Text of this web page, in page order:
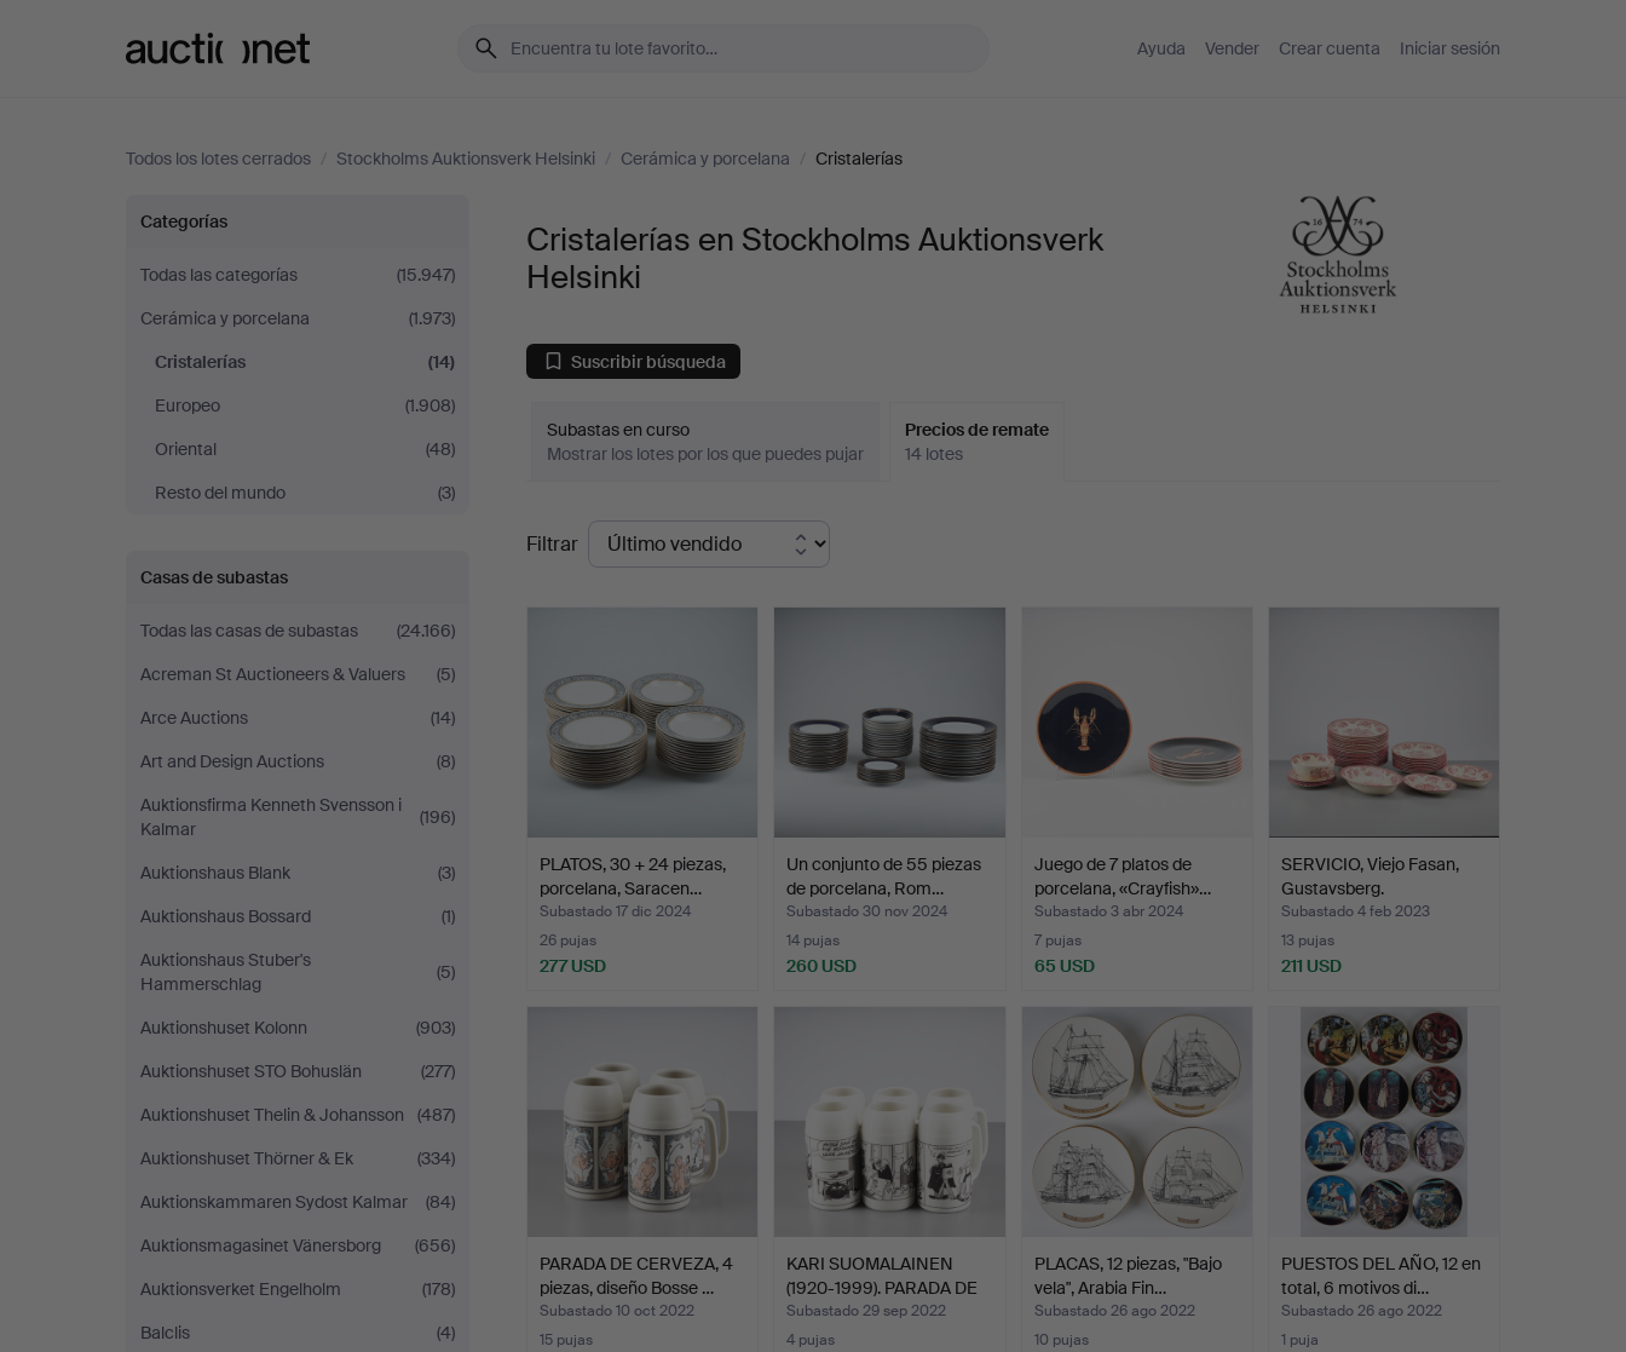
Ayuda Vender Crear cuenta Iniciar sesión
Todos los lotes cerrados / Stockholms Auktionsverk Helsinki / Cerámica y porcelana / Cristalerías
Cristalerías
en
Stockholms
Auktionsverk
Helsinki
Categorías
Todas las categorías
(15.947)
Cerámica y porcelana
(1.973)
Cristalerías
(14)
Europeo
(1.908)
Oriental
(48)
Resto del mundo
(3)
Casas de subastas
Todas las casas de subastas
(24.166)
Acreman St Auctioneers & Valuers
(5)
Arce Auctions
(14)
Art and Design Auctions
(8)
Auktionsfirma Kenneth Svensson i
Kalmar
(196)
Auktionshaus Blank
(3)
Auktionshaus Bossard
(1)
Auktionshaus Stuber's
Hammerschlag
(5)
Auktionshuset Kolonn
(903)
Auktionshuset STO Bohuslän
(277)
Auktionshuset Thelin & Johansson
(487)
Auktionshuset Thörner & Ek
(334)
Auktionskammaren Sydost Kalmar
(84)
Auktionsmagasinet Vänersborg
(656)
Auktionsverket Engelholm
(178)
Balclis
(4)
Cristalerías en Stockholms Auktionsverk
Helsinki
Suscribir búsqueda
Subastas en curso
Mostrar los lotes por los que puedes pujar
Precios de remate
14 lotes
Precios
de
remate
Filtrar
PLATOS, 30 + 24 piezas,
porcelana, Saracen…
Subastado 17 dic 2024
26 pujas
277 USD
Un conjunto de 55 piezas
de porcelana, Rom…
Subastado 30 nov 2024
14 pujas
260 USD
Juego de 7 platos de
porcelana, «Crayfish»…
Subastado 3 abr 2024
7 pujas
65 USD
SERVICIO, Viejo Fasan,
Gustavsberg.
Subastado 4 feb 2023
13 pujas
211 USD
PARADA DE CERVEZA, 4
piezas, diseño Bosse …
Subastado 10 oct 2022
15 pujas
KARI SUOMALAINEN
(1920-1999). PARADA DE
CE…
Subastado 29 sep 2022
4 pujas
PLACAS, 12 piezas, "Bajo
vela", Arabia Fin…
Subastado 26 ago 2022
10 pujas
PUESTOS DEL AÑO, 12 en
total, 6 motivos di…
Subastado 26 ago 2022
1 puja